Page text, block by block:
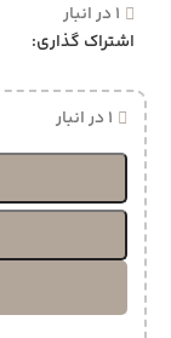
1 در انبار
اشتراک گذاری:
1 در انبار